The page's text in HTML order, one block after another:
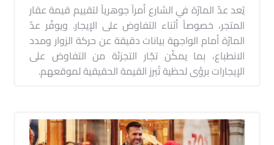
يُعد عدّ المارّة في الشارع أمراً جوهرياً لتقييم قيمة عقار
المتجر، خصوصاً أثناء التفاوض على الإيجار. ويوفّر عدّ
المارّة أمام الواجهة بيانات دقيقة عن حركة الزوار ومدد
الانطباع، بما يمكّن تجّار التجزئة من التفاوض على
الإيجارات برؤى لحظية تُبرز القيمة الحقيقية لموقعهم.